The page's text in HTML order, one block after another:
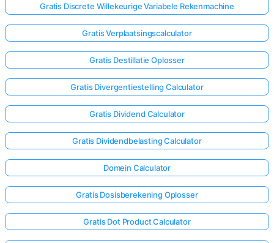
Gratis Discrete Willekeurige Variabele Rekenmachine
Gratis Verplaatsingscalculator
Gratis Destillatie Oplosser
Gratis Divergentiestelling Calculator
Gratis Dividend Calculator
Gratis Dividendbelasting Calculator
Domein Calculator
Gratis Dosisberekening Oplosser
Gratis Dot Product Calculator